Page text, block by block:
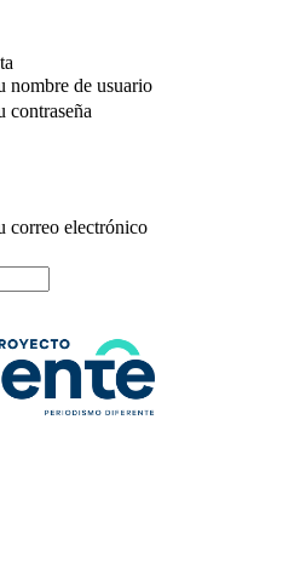
nombre de usuario
contraseña
correo electrónico